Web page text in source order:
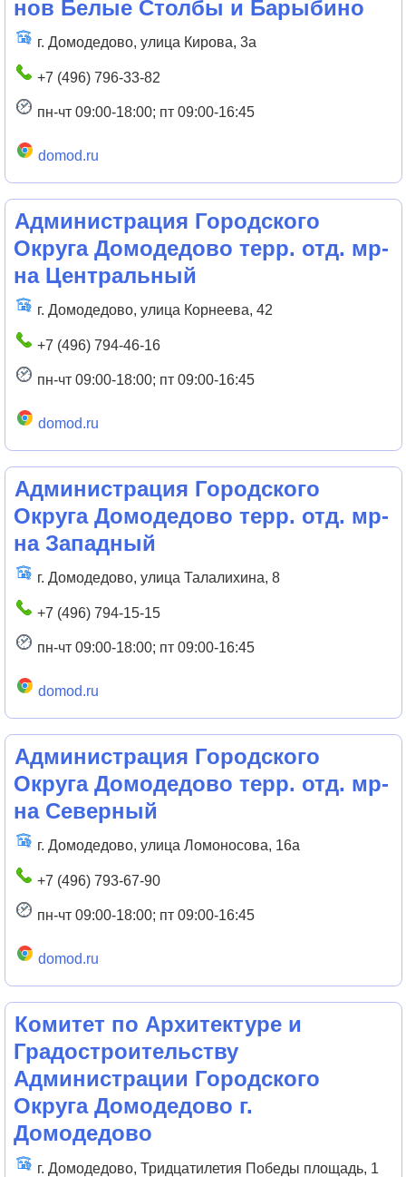
нов Белые Столбы и Барыбино
г. Домодедово, улица Кирова, 3а
+7 (496) 796-33-82
пн-чт 09:00-18:00; пт 09:00-16:45
domod.ru
Администрация Городского
Округа Домодедово терр. отд. мр-
на Центральный
г. Домодедово, улица Корнеева, 42
+7 (496) 794-46-16
пн-чт 09:00-18:00; пт 09:00-16:45
domod.ru
Администрация Городского
Округа Домодедово терр. отд. мр-
на Западный
г. Домодедово, улица Талалихина, 8
+7 (496) 794-15-15
пн-чт 09:00-18:00; пт 09:00-16:45
domod.ru
Администрация Городского
Округа Домодедово терр. отд. мр-
на Северный
г. Домодедово, улица Ломоносова, 16а
+7 (496) 793-67-90
пн-чт 09:00-18:00; пт 09:00-16:45
domod.ru
Комитет по Архитектуре и
Градостроительству
Администрации Городского
Округа Домодедово г.
Домодедово
г. Домодедово, Тридцатилетия Победы площадь, 1